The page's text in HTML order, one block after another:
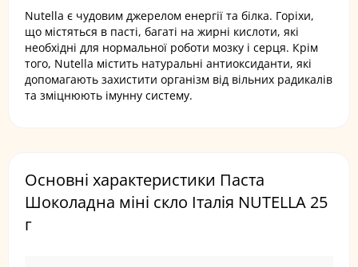
Nutella є чудовим джерелом енергії та білка. Горіхи,
що містяться в пасті, багаті на жирні кислоти, які
необхідні для нормальної роботи мозку і серця. Крім
того, Nutella містить натуральні антиоксиданти, які
допомагають захистити організм від вільних радикалів
та зміцнюють імунну систему.
Основні характеристики Паста
Шоколадна міні скло Італія NUTELLA 25
г